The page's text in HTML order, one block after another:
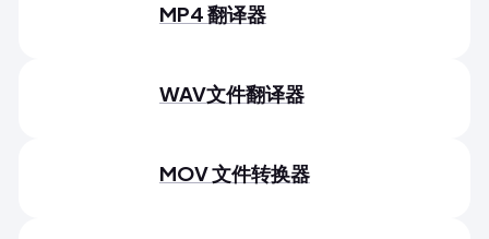
MP4 翻译器
WAV文件翻译器
MOV 文件转换器